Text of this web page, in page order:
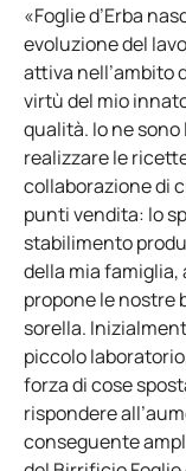
«Foglie d’Erba
evoluzione del
attiva nell’ambito
virtù del mio
qualità. Io ne
realizzare le
collaborazione di
punti vendita: lo
stabilimento
della mia famiglia,
propone le nostre
sorella.
piccolo
forza di cose
rispondere
conseguente